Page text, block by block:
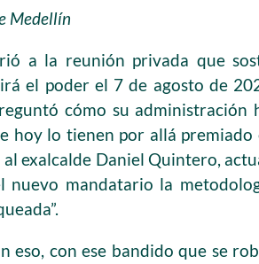
Medellín
a la reunión privada que
el poder el 7 de agosto de
cómo su administración
hoy lo tienen por allá
exalcalde Daniel Quintero,
nuevo mandatario la
eso, con ese bandido que se